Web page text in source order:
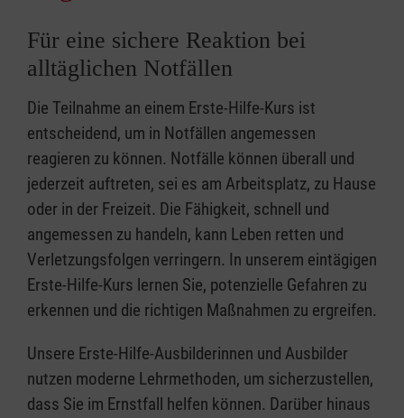
Für eine sichere Reaktion bei
alltäglichen Notfällen
Die Teilnahme an einem Erste-Hilfe-Kurs ist
entscheidend, um in Notfällen angemessen
reagieren zu können. Notfälle können überall und
jederzeit auftreten, sei es am Arbeitsplatz, zu Hause
oder in der Freizeit. Die Fähigkeit, schnell und
angemessen zu handeln, kann Leben retten und
Verletzungsfolgen verringern. In unserem eintägigen
Erste-Hilfe-Kurs lernen Sie, potenzielle Gefahren zu
erkennen und die richtigen Maßnahmen zu ergreifen.
Unsere Erste-Hilfe-Ausbilderinnen und Ausbilder
nutzen moderne Lehrmethoden, um sicherzustellen,
dass Sie im Ernstfall helfen können. Darüber hinaus